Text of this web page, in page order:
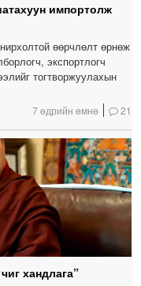
импортолж
өөрчлөлт өрнөж
экспортлогч
тогтворжуулахын
7 өдрийн өмнө 21
хандлага”